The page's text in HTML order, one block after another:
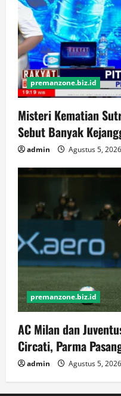
premanzone.biz.id
Misteri Kematian
Sebut Banyak
admin Agustus 5, 2026
premanzone.biz.id
AC Milan dan
Circati, Parma
admin Agustus 5, 2026